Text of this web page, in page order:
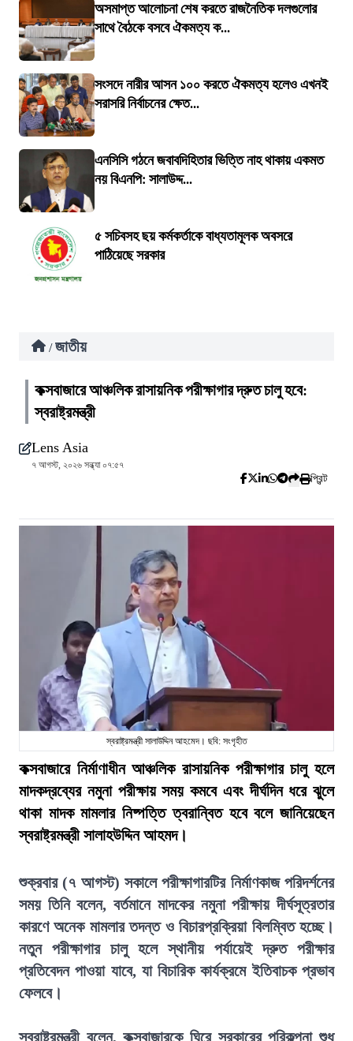
অসমাপ্ত আলোচনা শেষ করতে রাজনৈতিক দলগুলোর
সাথে বৈঠকে বসবে ঐকমত্য ক...
সংসদে নারীর আসন ১০০ করতে ঐকমত্য হলেও এখনই
সরাসরি নির্বাচনের ক্ষেত...
এনসিসি গঠনে জবাবদিহিতার ভিত্তি নাহ থাকায় একমত
নয় বিএনপি: সালাউদ্দ...
৫ সচিবসহ ছয় কর্মকর্তাকে বাধ্যতামূলক অবসরে
পাঠিয়েছে সরকার
/ জাতীয়
কক্সবাজারে আঞ্চলিক রাসায়নিক পরীক্ষাগার দ্রুত চালু হবে:
স্বরাষ্ট্রমন্ত্রী
Lens Asia
৭ আগস্ট, ২০২৬ সন্ধ্যা ০৭:৫৭
প্রিন্ট
স্বরাষ্ট্রমন্ত্রী সালাউদ্দিন আহমেদ। ছবি: সংগৃহীত
কক্সবাজারে নির্মাণাধীন আঞ্চলিক রাসায়নিক পরীক্ষাগার চালু হলে
মাদকদ্রব্যের নমুনা পরীক্ষায় সময় কমবে এবং দীর্ঘদিন ধরে ঝুলে
থাকা মাদক মামলার নিষ্পত্তি ত্বরান্বিত হবে বলে জানিয়েছেন
স্বরাষ্ট্রমন্ত্রী সালাহউদ্দিন আহমদ।
শুক্রবার (৭ আগস্ট) সকালে পরীক্ষাগারটির নির্মাণকাজ পরিদর্শনের
সময় তিনি বলেন, বর্তমানে মাদকের নমুনা পরীক্ষায় দীর্ঘসূত্রতার
কারণে অনেক মামলার তদন্ত ও বিচারপ্রক্রিয়া বিলম্বিত হচ্ছে।
নতুন পরীক্ষাগার চালু হলে স্থানীয় পর্যায়েই দ্রুত পরীক্ষার
প্রতিবেদন পাওয়া যাবে, যা বিচারিক কার্যক্রমে ইতিবাচক প্রভাব
ফেলবে।
স্বরাষ্ট্রমন্ত্রী বলেন, কক্সবাজারকে ঘিরে সরকারের পরিকল্পনা শুধু